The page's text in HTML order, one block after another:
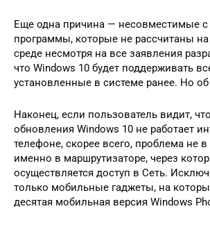
Еще одна причина — несовместимые с
программы, которые не рассчитаны на
среде несмотря на все заявления
что Windows 10 будет поддерживать
установленные в системе ранее. Но
Наконец, если пользователь видит,
обновления Windows 10 не работает
телефоне, скорее всего, проблема не в
именно в маршрутизаторе, через
осуществляется доступ в Сеть.
только мобильные гаджеты, на
десятая мобильная версия Windows